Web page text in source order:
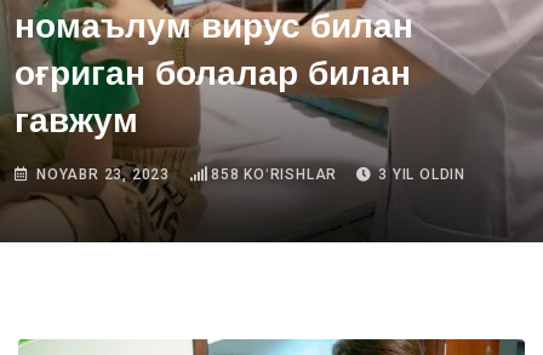
номаълум вирус билан
оғриган болалар билан
гавжум
NOYABR 23, 2023 858 KOʻRISHLAR 3 YIL OLDIN